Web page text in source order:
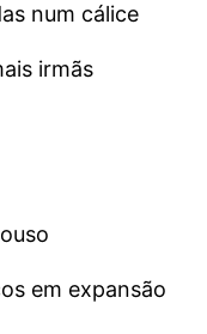
num cálice
irmãs
em expansão